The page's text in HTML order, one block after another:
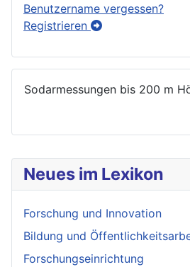
Neues im Lexikon
Forschung und Innovation
Bildung und
Forschungseinrichtung
Benutzername vergessen?
Registrieren
Sodarmessungen bis 200 m